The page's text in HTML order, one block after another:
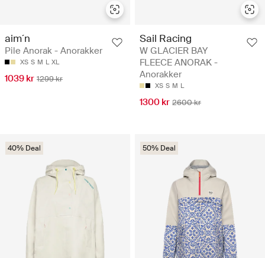
aim´n
Pile Anorak - Anorakker
XS S M L XL
1039 kr 1299 kr
Sail Racing
W GLACIER BAY
FLEECE ANORAK -
Anorakker
XS S M L
1300 kr 2600 kr
40% Deal 50% Deal